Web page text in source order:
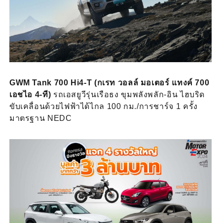
GWM Tank 700 Hi4-T (กเรท วอลล์ มอเตอร์ แทงค์ 700
เอชไอ 4-ที) รถเอสยูวีรุ่นเรือธง ขุมพลังพลัก-อิน ไฮบริด
ขับเคลื่อนด้วยไฟฟ้าได้ไกล 100 กม./การชาร์จ 1 ครั้ง
มาตรฐาน NEDC